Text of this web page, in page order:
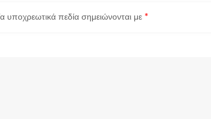
υποχρεωτικά πεδία σημειώνονται με *